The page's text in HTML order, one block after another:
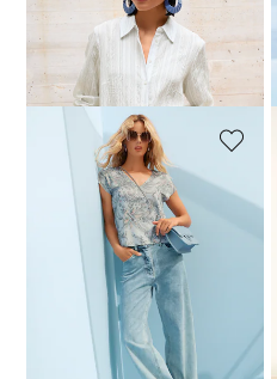
Hemdbluse mit feinen Streifen
64,95 €
129,95 €
MADELEINE
Ärmelloser Pullover mit Paisley-Muster
139,95 €
30-Tage-Bestpreis**: 109,95 €